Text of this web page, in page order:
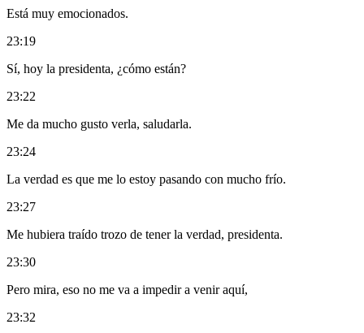
Está muy emocionados.
23:19
Sí, hoy la presidenta, ¿cómo están?
23:22
Me da mucho gusto verla, saludarla.
23:24
La verdad es que me lo estoy pasando con mucho frío.
23:27
Me hubiera traído trozo de tener la verdad, presidenta.
23:30
Pero mira, eso no me va a impedir a venir aquí,
23:32